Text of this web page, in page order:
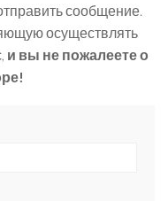
сообщение.
осуществлять
и вы не пожалеете о